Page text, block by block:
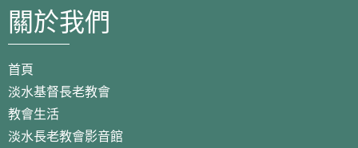
關於我們
首頁
淡水基督長老教會
教會生活
淡水長老教會影音館